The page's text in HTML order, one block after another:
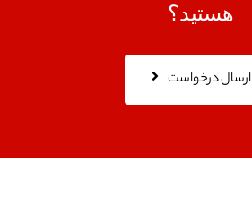
هستید؟
ارسال درخواست